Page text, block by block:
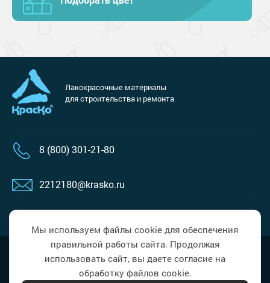
Лакокрасочные материалы
для строительства и ремонта
8 (800) 301-21-80
2212180@krasko.ru
Политика в области обработки
персональных данных
Мы используем файлы cookie для обеспечения
правильной работы сайта. Продолжая
использовать сайт, вы даете согласие на
обработку файлов cookie.